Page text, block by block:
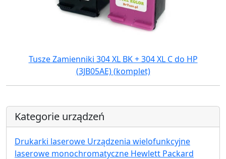
Tusze Zamienniki 304 XL BK + 304 XL C do HP
(3JB05AE) (komplet)
Kategorie urządzeń
Drukarki laserowe Urządzenia wielofunkcyjne
laserowe monochromatyczne Hewlett Packard